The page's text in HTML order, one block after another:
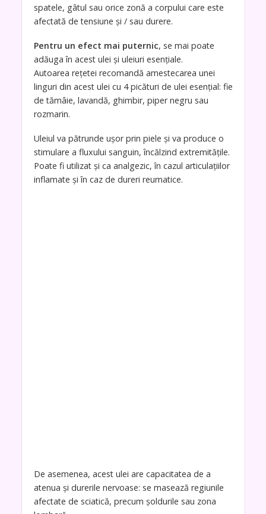
spatele, gâtul sau orice zonă a corpului care este
afectată de tensiune și / sau durere.
Pentru un efect mai puternic, se mai poate
adăuga în acest ulei și uleiuri esențiale.
Autoarea rețetei recomandă amestecarea unei
linguri din acest ulei cu 4 picături de ulei esențial: fie
de tămâie, lavandă, ghimbir, piper negru sau
rozmarin.
Uleiul va pătrunde ușor prin piele și va produce o
stimulare a fluxului sanguin, încălzind extremitățile.
Poate fi utilizat și ca analgezic, în cazul articulațiilor
inflamate și în caz de dureri reumatice.
De asemenea, acest ulei are capacitatea de a
atenua și durerile nervoase: se masează regiunile
afectate de sciatică, precum șoldurile sau zona